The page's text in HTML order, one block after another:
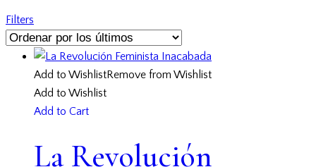
Filters
Add to WishlistRemove from Wishlist
Add to Wishlist
Add to Cart
La Revolución